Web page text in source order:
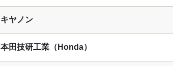
キヤノン
本田技研工業（Honda）